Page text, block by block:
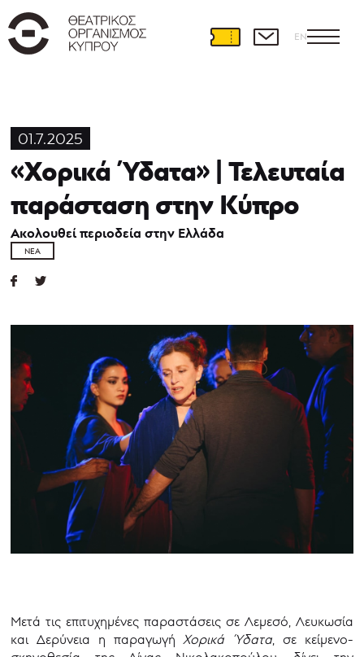
EN
01.7.2025
«Χορικά Ύδατα» | Τελευταία
παράσταση στην Κύπρο
Ακολουθεί περιοδεία στην Ελλάδα
ΝΈΑ
Μετά τις επιτυχημένες παραστάσεις σε Λεμεσό, Λευκωσία
και Δερύνεια η παραγωγή Χορικά Ύδατα , σε κείμενο-